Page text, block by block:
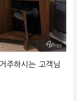
주하시는 고객님